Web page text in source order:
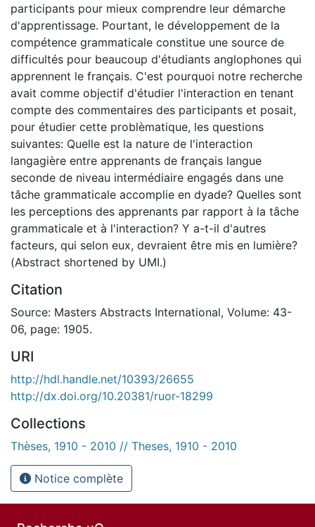
participants pour mieux comprendre leur démarche
d'apprentissage. Pourtant, le développement de la
compétence grammaticale constitue une source de
difficultés pour beaucoup d'étudiants anglophones qui
apprennent le français. C'est pourquoi notre recherche
avait comme objectif d'étudier l'interaction en tenant
compte des commentaires des participants et posait,
pour étudier cette problèmatique, les questions
suivantes: Quelle est la nature de l'interaction
langagière entre apprenants de français langue
seconde de niveau intermédiaire engagés dans une
tâche grammaticale accomplie en dyade? Quelles sont
les perceptions des apprenants par rapport à la tâche
grammaticale et à l'interaction? Y a-t-il d'autres
facteurs, qui selon eux, devraient être mis en lumière?
(Abstract shortened by UMI.)
Citation
Source: Masters Abstracts International, Volume: 43-
06, page: 1905.
URI
http://hdl.handle.net/10393/26655
http://dx.doi.org/10.20381/ruor-18299
Collections
Thèses, 1910 - 2010 // Theses, 1910 - 2010
Notice complète